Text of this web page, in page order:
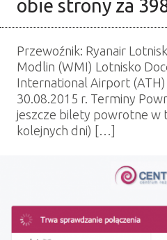
obie strony za
Przewoźnik: Ryanair
Modlin (WMI) Lotnisko
International Airport
30.08.2015 r. Terminy
jeszcze bilety powrotne w
kolejnych dni) […]